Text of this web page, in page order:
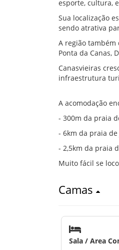
esporte, cultura,
Sua localização
sendo atrativa
A região também
Ponta da Canas,
Canasvieiras
infraestrutura
A acomodação
- 300m da praia
- 6km da praia
- 2,5km da praia
Muito fácil se
Camas
Sala / Area